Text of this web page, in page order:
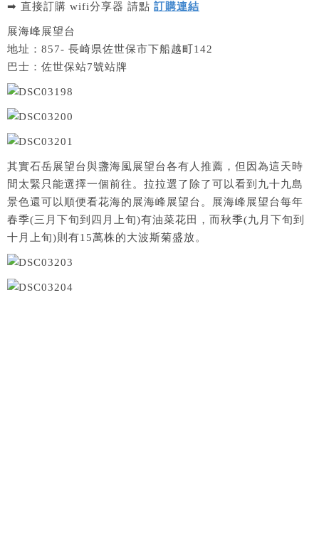
➡ 直接訂購 wifi分享器 請點 訂購連結
展海峰展望台
地址：857- 長崎県佐世保市下船越町142
巴士：佐世保站7號站牌
其實石岳展望台與盞海風展望台各有人推薦，但因為這天時
間太緊只能選擇一個前往。拉拉選了除了可以看到九十九島
景色還可以順便看花海的展海峰展望台。展海峰展望台每年
春季(三月下旬到四月上旬)有油菜花田，而秋季(九月下旬到
十月上旬)則有15萬株的大波斯菊盛放。